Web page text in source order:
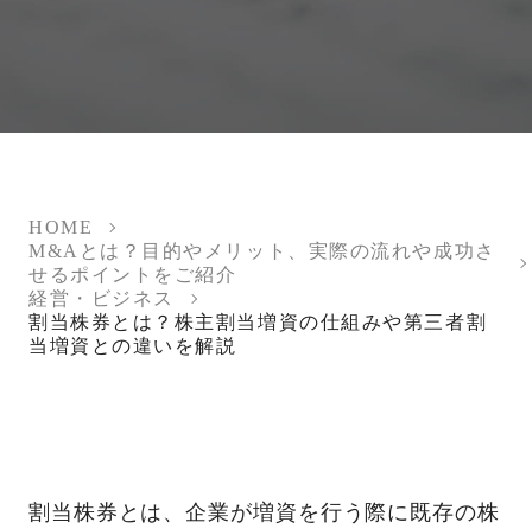
HOME
M&Aとは？目的やメリット、実際の流れや成功さ
せるポイントをご紹介
経営・ビジネス
割当株券とは？株主割当増資の仕組みや第三者割
当増資との違いを解説
割当株券とは、企業が増資を行う際に既存の株